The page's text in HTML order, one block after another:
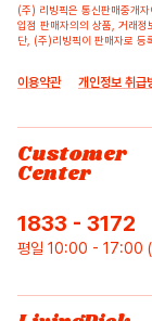
(주) 리빙픽은 통신판매중개
입점 판매자의의 상품, 거래정
단, (주)리빙픽이 판매자로 등
이용약관 개인정보 취급
Customer
Center
1833 - 3172
평일 10:00 - 17:00